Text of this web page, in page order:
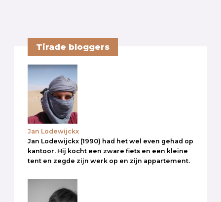
Tirade bloggers
Jan Lodewijckx
Jan Lodewijckx (1990) had het wel even gehad op
kantoor. Hij kocht een zware fiets en een kleine
tent en zegde zijn werk op en zijn appartement.